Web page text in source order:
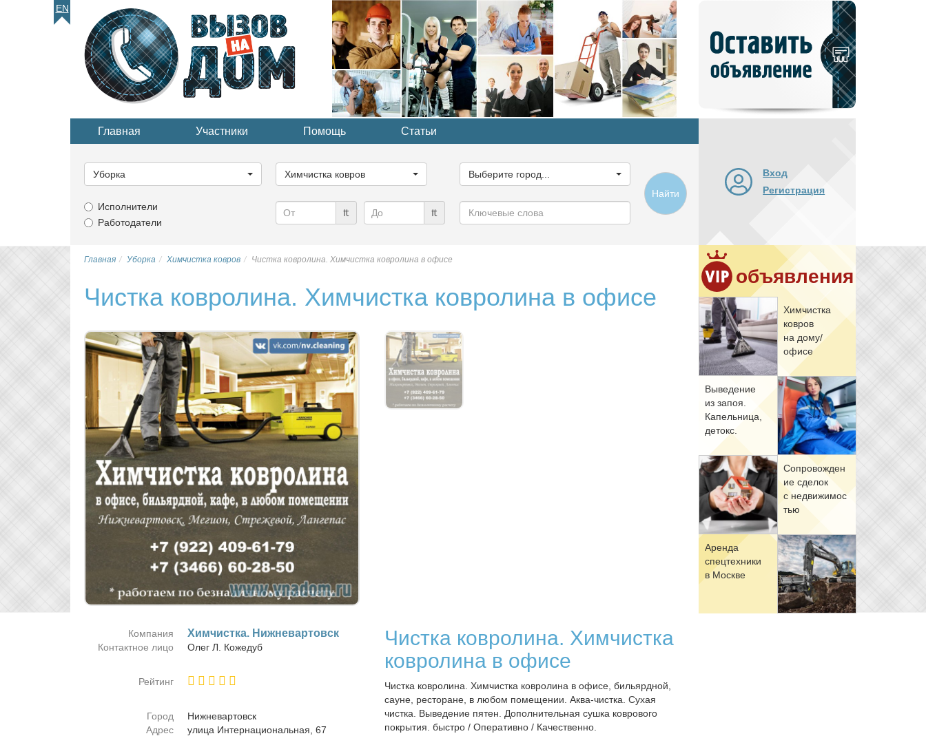
EN
объявление
Главная Участники Помощь Статьи
категорию...
Уборка
категорию...
Химчистка ковров
город...
Выберите город...
Исполнители
Работодатели
₶ ₶
Ключевые
слова
Найти
Вход
Регистрация
объявления
Хим­чист­ка
ков­ров
на до­му/
офи­се
Вы­ве­де­ние
из за­поя.
Ка­пель­ни­ца,
де­токс.
Со­про­вож­де­н
ие сде­лок
с недви­жи­мо­с
тью
Арен­да
спец­тех­ни­ки
в Москве
Главная Уборка Химчистка ковров Чистка ковролина. Химчистка ковролина в офисе
Чистка ковролина. Химчистка ковролина в офисе
Чистка ковролина. Химчистка
ковролина в офисе
Чистка ковролина. Химчистка ковролина в офисе, бильярдной,
сауне, ресторане, в любом помещении. Аква-чистка. Сухая
чистка. Выведение пятен. Дополнительная сушка коврового
покрытия. быстро / Оперативно / Качественно.
Компания Хим­чист­ка. Ниж­не­вар­товск
Контактное лицо Олег Л. Ко­же­дуб
Рейтинг
Город
Ниж­не­вар­товск
Адрес
ули­ца Ин­тер­на­цио­наль­ная, 67